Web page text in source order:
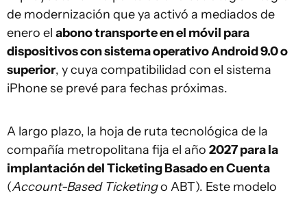
de modernización que ya activó a mediados de
enero el abono transporte en el móvil para
dispositivos con sistema operativo Android 9.0 o
superior, y cuya compatibilidad con el sistema
iPhone se prevé para fechas próximas.
A largo plazo, la hoja de ruta tecnológica de la
compañía metropolitana fija el año 2027 para la
implantación del Ticketing Basado en Cuenta
(Account-Based Ticketingo ABT). Este modelo